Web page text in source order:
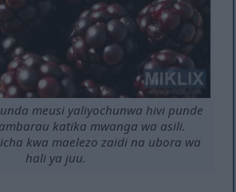
meusi yaliyochunwa hivi punde
katika mwanga wa asili.
kwa maelezo zaidi na ubora wa
hali ya juu.